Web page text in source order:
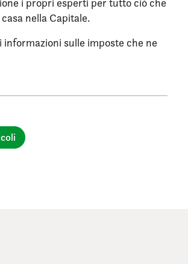
nella Capitale.
sulle imposte che ne